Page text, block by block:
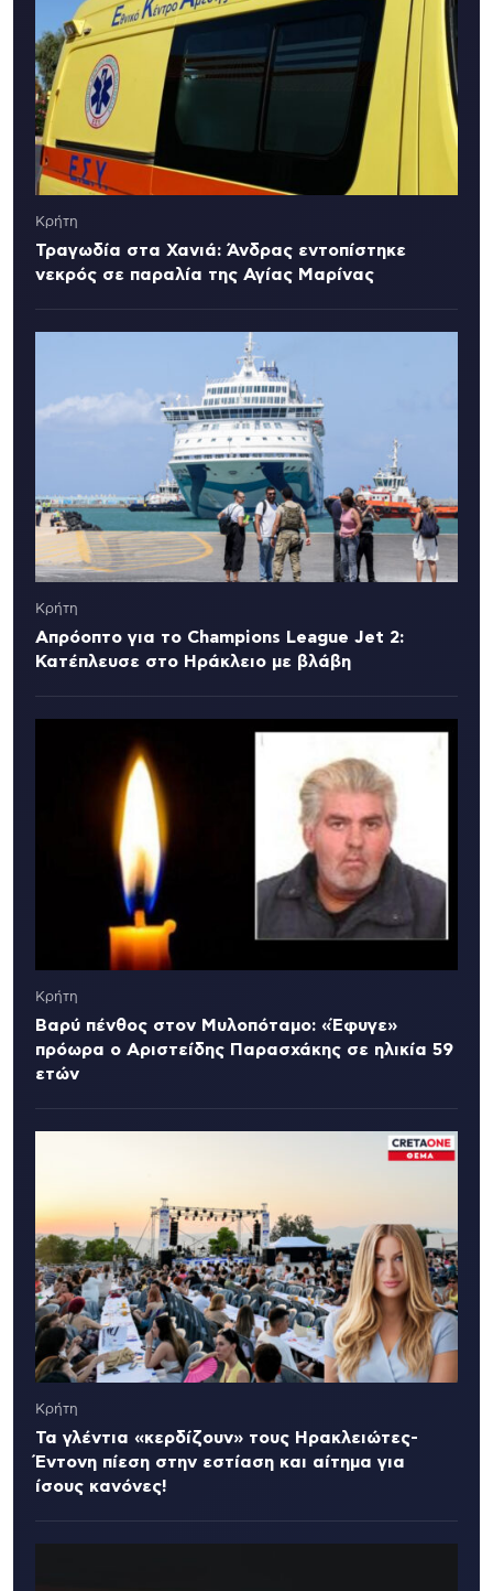
Κρήτη
Τραγωδία στα Χανιά: Άνδρας εντοπίστηκε
νεκρός σε παραλία της Αγίας Μαρίνας
Κρήτη
Απρόοπτο για το Champions League Jet 2:
Κατέπλευσε στο Ηράκλειο με βλάβη
Κρήτη
Βαρύ πένθος στον Μυλοπόταμο: «Έφυγε»
πρόωρα ο Αριστείδης Παρασχάκης σε ηλικία 59
ετών
Κρήτη
Τα γλέντια «κερδίζουν» τους Ηρακλειώτες-
Έντονη πίεση στην εστίαση και αίτημα για
ίσους κανόνες!